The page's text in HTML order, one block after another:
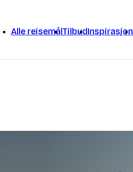
Alle reisemålTilbudInspirasjon